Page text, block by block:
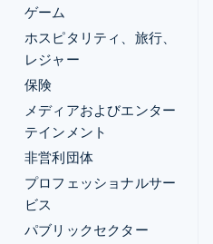
ゲーム
ホスピタリティ、旅行、
レジャー
保険
メディアおよびエンター
テインメント
非営利団体
プロフェッショナルサー
ビス
パブリックセクター